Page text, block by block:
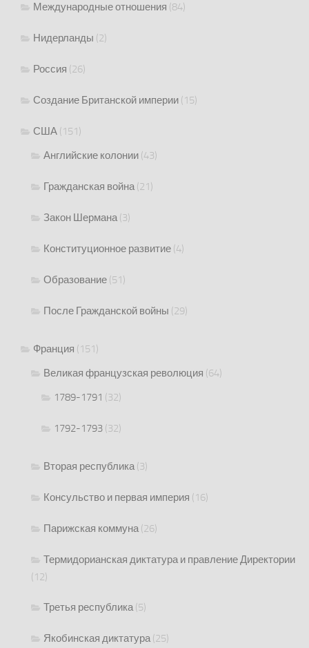
Международные отношения (84)
Нидерланды (2)
Россия (26)
Создание Британской империи (15)
США (151)
Английские колонии (43)
Гражданская война(21)
Закон Шермана(3)
Конституционное развитие (4)
Образование (51)
После Гражданской войны (29)
Франция (151)
Великая французская революция (64)
1789-1791 (32)
1792-1793 (32)
Вторая республика(3)
Консульство и первая империя (16)
Парижская коммуна(26)
Термидорианская диктатура и правление Директории
(12)
Третья республика(5)
Якобинская диктатура(25)